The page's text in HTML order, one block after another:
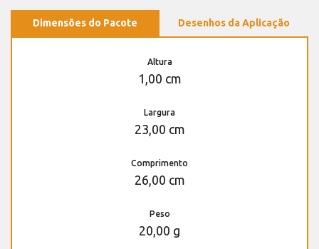
Dimensões do Pacote Desenhos da Aplicação
Altura
1,00 cm
Largura
23,00 cm
Comprimento
26,00 cm
Peso
20,00 g